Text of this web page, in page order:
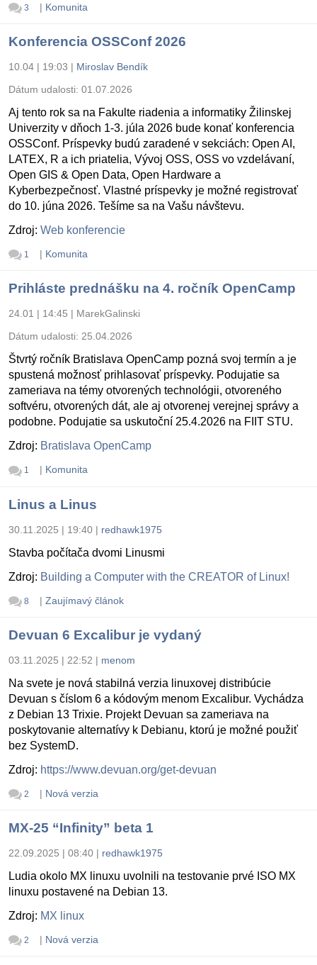
3 | Komunita
Konferencia OSSConf 2026
10.04 | 19:03 | Miroslav Bendík
Dátum udalosti: 01.07.2026
Aj tento rok sa na Fakulte riadenia a informatiky Žilinskej
Univerzity v dňoch 1-3. júla 2026 bude konať konferencia
OSSConf. Príspevky budú zaradené v sekciách: Open AI,
LATEX, R a ich priatelia, Vývoj OSS, OSS vo vzdelávaní,
Open GIS & Open Data, Open Hardware a
Kyberbezpečnosť. Vlastné príspevky je možné registrovať
do 10. júna 2026. Tešíme sa na Vašu návštevu.
Zdroj: Web konferencie
1 | Komunita
Prihláste prednášku na 4. ročník OpenCamp
24.01 | 14:45 | MarekGalinski
Dátum udalosti: 25.04.2026
Štvrtý ročník Bratislava OpenCamp pozná svoj termín a je
spustená možnosť prihlasovať príspevky. Podujatie sa
zameriava na témy otvorených technológii, otvoreného
softvéru, otvorených dát, ale aj otvorenej verejnej správy a
podobne. Podujatie sa uskutoční 25.4.2026 na FIIT STU.
Zdroj: Bratislava OpenCamp
1 | Komunita
Linus a Linus
30.11.2025 | 19:40 | redhawk1975
Stavba počítača dvomi Linusmi
Zdroj: Building a Computer with the CREATOR of Linux!
8 | Zaujímavý článok
Devuan 6 Excalibur je vydaný
03.11.2025 | 22:52 | menom
Na svete je nová stabilná verzia linuxovej distribúcie
Devuan s číslom 6 a kódovým menom Excalibur. Vychádza
z Debian 13 Trixie. Projekt Devuan sa zameriava na
poskytovanie alternatívy k Debianu, ktorú je možné použiť
bez SystemD.
Zdroj: https://www.devuan.org/get-devuan
2 | Nová verzia
MX-25 “Infinity” beta 1
22.09.2025 | 08:40 | redhawk1975
Ludia okolo MX linuxu uvolnili na testovanie prvé ISO MX
linuxu postavené na Debian 13.
Zdroj: MX linux
2 | Nová verzia